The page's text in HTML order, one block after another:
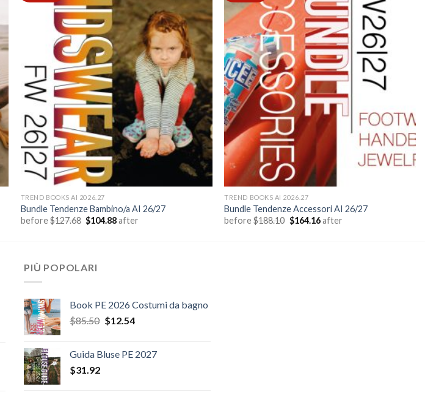
Add to
wishlist
TREND BOOKS AI 2026.27
Bundle Tendenze Bambino/a AI 26/27
before$127.68 Il
prezzo
$104.88Ilafter
Add to
wishlist
TREND BOOKS AI 2026.27
Bundle Tendenze Accessori AI 26/27
before$188.10 Il
prezzo
$164.16Il
after
PIÙ POPOLARI
Book PE 2026 Costumi da bagno
$85.50 Il
era:
$12.54Il
è:
Guida Bluse PE 2027
$31.92